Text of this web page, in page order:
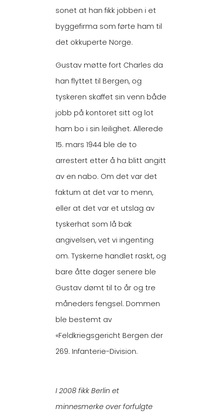
sonet at han fikk jobben i et
byggefirma som førte ham til
det okkuperte Norge.
Gustav møtte fort Charles da
han flyttet til Bergen, og
tyskeren skaffet sin venn både
jobb på kontoret sitt og lot
ham bo i sin leilighet. Allerede
15. mars 1944 ble de to
arrestert etter å ha blitt angitt
av en nabo. Om det var det
faktum at det var to menn,
eller at det var et utslag av
tyskerhat som lå bak
angivelsen, vet vi ingenting
om. Tyskerne handlet raskt, og
bare åtte dager senere ble
Gustav dømt til to år og tre
måneders fengsel. Dommen
ble bestemt av
«Feldkriegsgericht Bergen der
269. Infanterie-Division.
I 2008 fikk Berlin et
minnesmerke over forfulgte